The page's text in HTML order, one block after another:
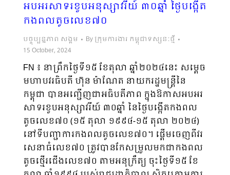
អបអរសាទរខួបអនុស្សាវរីយ៍ ៣០ឆ្នាំ ថ្ងៃបង្កើត
កងពលតូចលេខ៧០
បច្ចុប្បន្នភាព សង្គម By ក្រុមការងារ កម្ពុជាទស្សនៈថ្មី
15 October, 2024
FN ៖ នាព្រឹកថ្ងៃទី១៥ ខែតុលា ឆ្នាំ២០២៤នេះ សម្ដេច
មហាបវរធិបតី ហ៊ុន ម៉ាណែត នាយករដ្ឋមន្ត្រីនៃ
កម្ពុជា បានអញ្ជើញជាអធិបតីភាព ក្នុងឱកាសអបអរ
សាទរខួបអនុស្សាវរីយ៍ ៣០ឆ្នាំ នៃថ្ងៃបង្កើតកងពល
តូចលេខ៧០ (១៥ តុលា ១៩៩៤-១៥ តុលា ២០២៤)
នៅទីបញ្ជាការកងពលតូចលេខ៧០។ ផ្តើមចេញពីវរ
សេនាធំលេខ៧០ ត្រូវបានកែសម្រួលមកជាកងពល
តូចថ្មើរជើងលេខ៧០ តាមអនុក្រឹត្យ ចុះថ្ងៃទី១៥ ខែ